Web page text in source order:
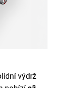
výdrž